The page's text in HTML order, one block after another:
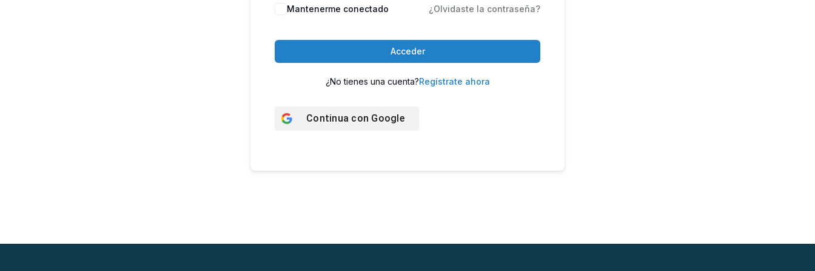
Mantenerme conectado ¿Olvidaste la contraseña?
Acceder
¿No tienes una cuenta?Regístrate ahora
Continua con Google